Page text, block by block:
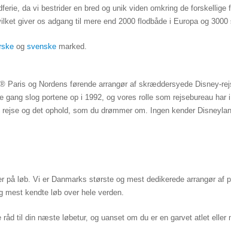
da vi bestrider en bred og unik viden omkring de forskellige
giver os adgang til mere end 2000 flodbåde i Europa og 3000
og svenske marked.
Paris og Nordens førende arrangør af skræddersyede Disney-
slog portene op i 1992, og vores rolle som rejsebureau
og det ophold, som du drømmer om.
Ingen kender
på løb. Vi er Danmarks største og mest dedikerede arrangør af
mest kendte løb over hele verden.
til din næste løbetur, og uanset om du er en garvet atlet